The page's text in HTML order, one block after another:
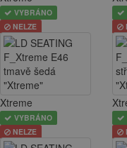
VYBRÁNO
NELZE
Xtreme
VYBRÁNO
NELZE